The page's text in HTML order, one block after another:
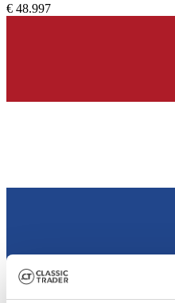
€ 48.997
Händler